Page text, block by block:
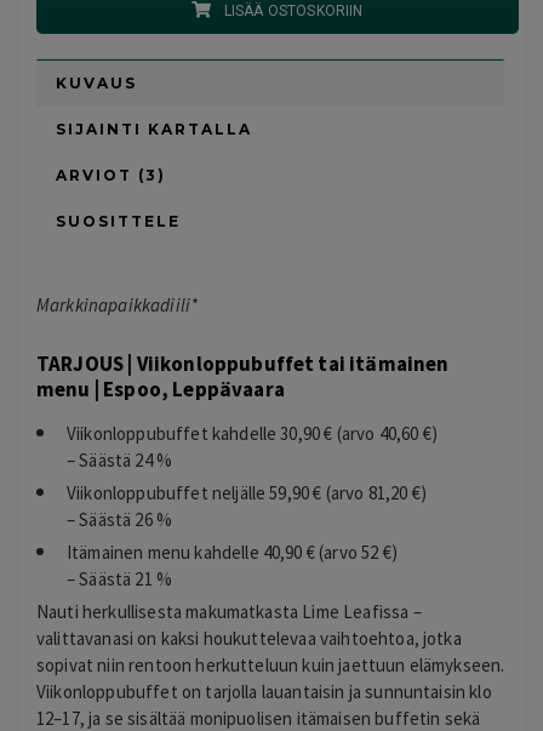
LISÄÄ OSTOSKORIIN
KUVAUS
SIJAINTI KARTALLA
ARVIOT (3)
SUOSITTELE
Markkinapaikkadiili*
TARJOUS | Viikonloppubuffet tai itämainen
menu | Espoo, Leppävaara
Viikonloppubuffet kahdelle 30,90 € (arvo 40,60 €)
– Säästä 24 %
Viikonloppubuffet neljälle 59,90 € (arvo 81,20 €)
– Säästä 26 %
Itämainen menu kahdelle 40,90 € (arvo 52 €)
– Säästä 21 %
Nauti herkullisesta makumatkasta Lime Leafissa –
valittavanasi on kaksi houkuttelevaa vaihtoehtoa, jotka
sopivat niin rentoon herkutteluun kuin jaettuun elämykseen.
Viikonloppubuffet on tarjolla lauantaisin ja sunnuntaisin klo
12–17, ja se sisältää monipuolisen itämaisen buffetin sekä